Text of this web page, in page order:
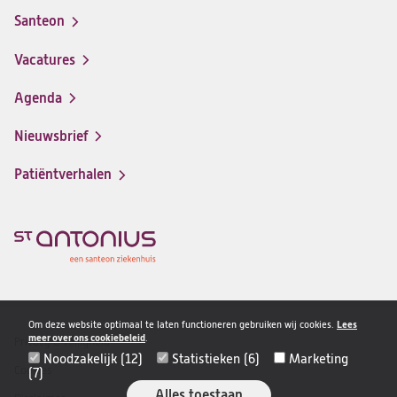
Om deze website optimaal te laten functioneren gebruiken wij cookies. Lees
meer over ons cookiebeleid.
Noodzakelijk (12) Statistieken (6)
Marketing
(7)
Santeon
(opent
in
nieuwe
Vacatures
(opent
in
nieuwe
Agenda
Nieuwsbrief
Patiëntverhalen
Disclaimer
navigatie
Privacy & veiligheid
Cookies